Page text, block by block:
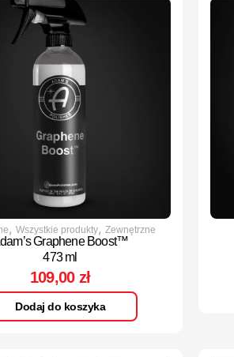
, Wszystkie produkty, Zewnętrzne
Graphene Boost™
473 ml
109,00 zł
Dodaj do koszyka